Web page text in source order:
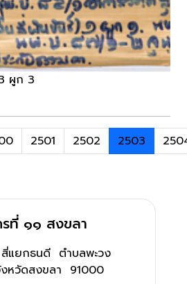
ผูก 3
2501 2502 2503
ที่ ๑๑ สงขลา
แยกธนดี ตำบลพะวง
หวัดสงขลา 91000